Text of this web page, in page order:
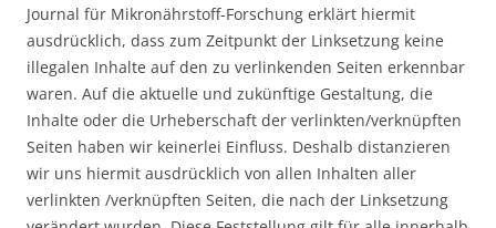
Journal für Mikronährstoff-Forschung erklärt hiermit
ausdrücklich, dass zum Zeitpunkt der Linksetzung keine
illegalen Inhalte auf den zu verlinkenden Seiten erkennbar
waren. Auf die aktuelle und zukünftige Gestaltung, die
Inhalte oder die Urheberschaft der verlinkten/verknüpften
Seiten haben wir keinerlei Einfluss. Deshalb distanzieren
wir uns hiermit ausdrücklich von allen Inhalten aller
verlinkten /verknüpften Seiten, die nach der Linksetzung